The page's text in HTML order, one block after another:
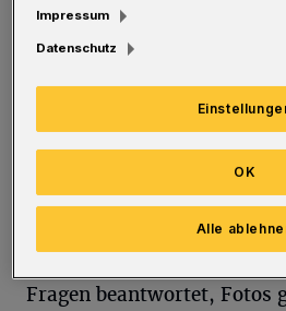
"Nach einigen Besuch im
zu unterstützen", erzählt
Kerstin Wülfing. Am
2018) war er erneut in
Wülfing; "Es war eine
Fragen beantwortet, Fotos
Impressum
Datenschutz
Alle
OK